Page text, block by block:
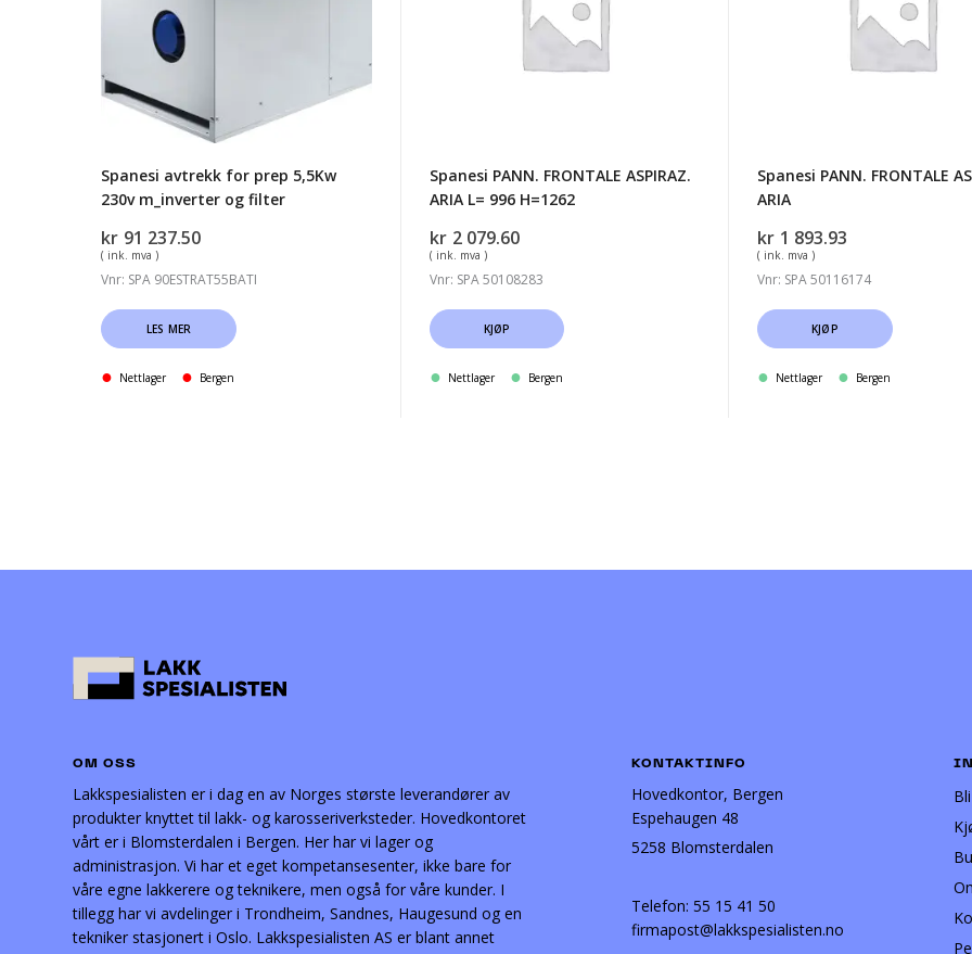
m_inverter
og
Spanesi avtrekk for prep 5,5Kw
230v m_inverter og filter
kr 91 237.50
( ink. mva )
Vnr: SPA 90ESTRAT55BATI
LES MER
Nettlager Bergen
Spanesi PANN. FRONTALE ASPIRAZ.
ARIA L= 996 H=1262
kr 2 079.60
( ink. mva )
Vnr: SPA 50108283
KJØP
Nettlager Bergen
Spanesi PANN. FRONTALE
ARIA
kr 1 893.93
( ink. mva )
Vnr: SPA 50116174
KJØP
Nettlager Bergen
OM OSS
Lakkspesialisten er i dag en av Norges største leverandører av
produkter knyttet til lakk- og karosseriverksteder. Hovedkontoret
vårt er i Blomsterdalen i Bergen. Her har vi lager og
administrasjon. Vi har et eget kompetansesenter, ikke bare for
våre egne lakkerere og teknikere, men også for våre kunder. I
tillegg har vi avdelinger i Trondheim, Sandnes, Haugesund og en
tekniker stasjonert i Oslo. Lakkspesialisten AS er blant annet
KONTAKTINFO
Hovedkontor, Bergen
Espehaugen 48
5258 Blomsterdalen
Telefon: 55 15 41 50
firmapost@lakkspesialisten.no